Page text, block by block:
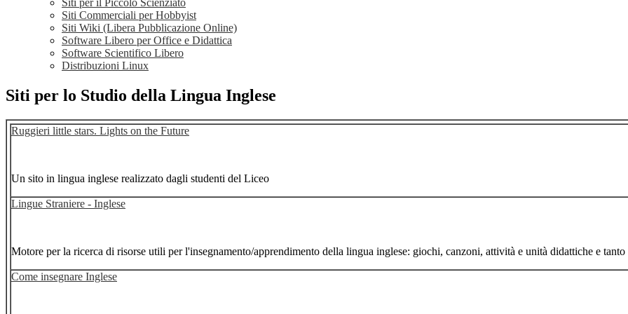
Siti per il Piccolo Scienziato
Siti Commerciali per Hobbyist
Siti Wiki (Libera Pubblicazione Online)
Software Libero per Office e Didattica
Software Scientifico Libero
Distribuzioni Linux
Siti per lo Studio della Lingua Inglese
Ruggieri little stars. Lights on the Future
Un sito in lingua inglese realizzato dagli studenti del Liceo
Lingue Straniere - Inglese
Motore per la ricerca di risorse utili per l'insegnamento/apprendimento della lingua inglese: giochi, canzoni, attività e unità didattiche e tanto
Come insegnare Inglese